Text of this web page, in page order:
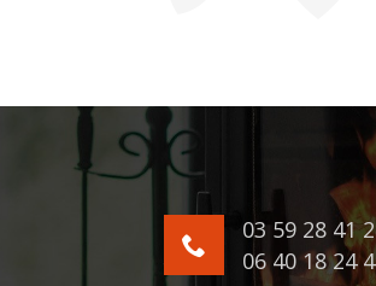
03 59 28 41
06 40 18 24